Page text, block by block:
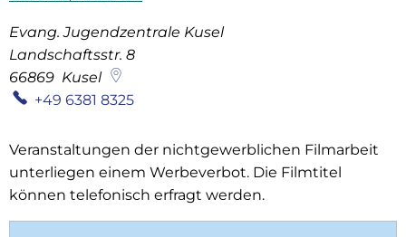
Evang. Jugendzentrale Kusel
Landschaftsstr. 8
66869 Kusel
+49 6381 8325
Veranstaltungen der nichtgewerblichen Filmarbeit
unterliegen einem Werbeverbot. Die Filmtitel
können telefonisch erfragt werden.